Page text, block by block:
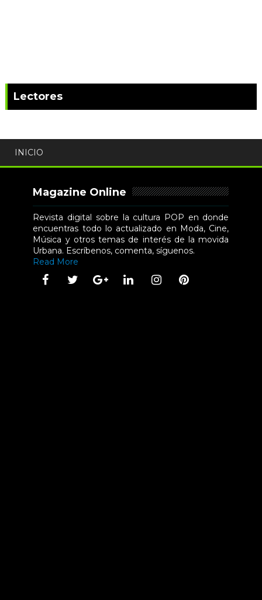
Lectores
INICIO
Magazine Online
Revista digital sobre la cultura POP en donde
encuentras todo lo actualizado en Moda, Cine,
Música y otros temas de interés de la movida
Urbana. Escríbenos, comenta, síguenos.
Read More